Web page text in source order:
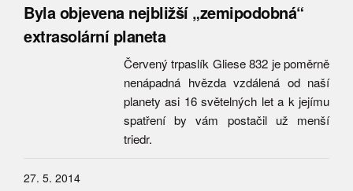
Byla objevena nejbližší „zemipodobná“
extrasolární planeta
Červený trpaslík Gliese 832 je poměrně
nenápadná hvězda vzdálená od naší
planety asi 16 světelných let a k jejímu
spatření by vám postačil už menší
triedr.
27. 5. 2014